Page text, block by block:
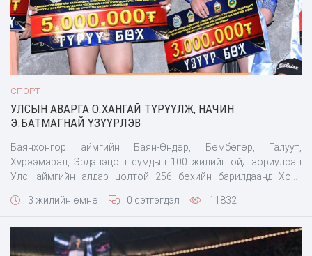
СПОРТ
УЛСЫН АВАРГА О.ХАНГАЙ ТҮРҮҮЛЖ, НАЧИН
Э.БАТМАГНАЙ ҮЗҮҮРЛЭВ
Баянхонгор аймгийн Баян-Өндөр, Бөмбөгөр, Галуут,
Хүрээмарал, Эрдэнэцогт сумдын 100 жилийн ойд зориулсан
Улс, аймгийн алдар цолтой 256 бөхийн барилдаанд Ховд
сумын уугуул, “Аврагч” спорт хороо, “Од” групп, &ld
3 жилийн өмнө 0 сэтгэгдэл 11832